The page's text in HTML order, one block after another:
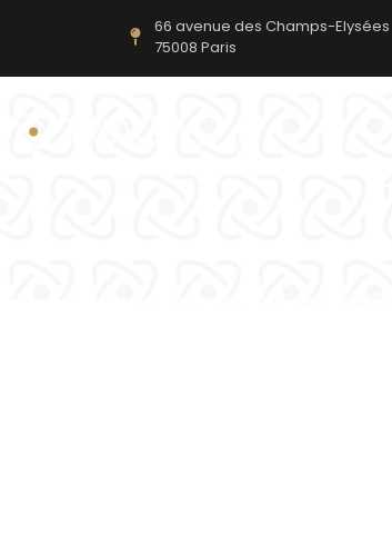
66 avenue des Champs-Elysées
75008 Paris